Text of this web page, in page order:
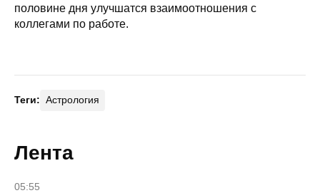
половине дня улучшатся взаимоотношения с
коллегами по работе.
Теги: Астрология
Лента
05:55